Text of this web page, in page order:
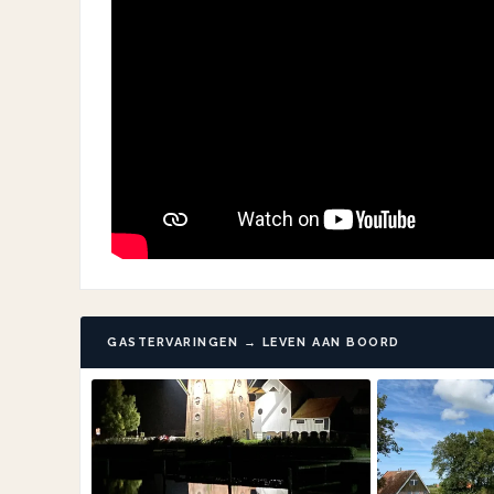
GASTERVARINGEN → LEVEN AAN BOORD